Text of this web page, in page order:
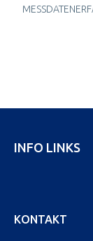
INFO LINKS
KONTAKT